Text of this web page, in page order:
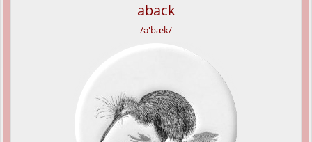
aback
/ə'bæk/